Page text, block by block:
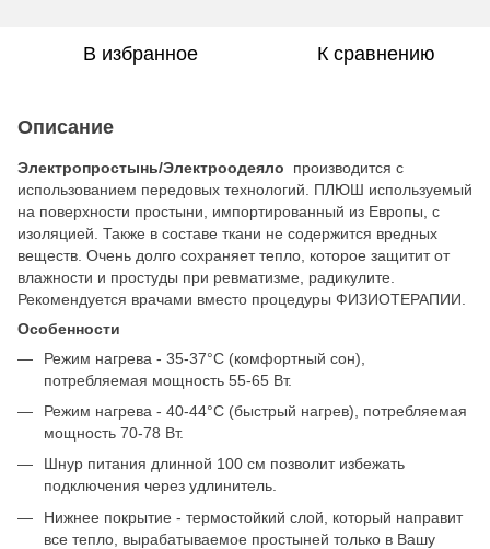
В избранное К сравнению
Описание
Электропростынь/Электроодеяло производится с
использованием передовых технологий. ПЛЮШ используемый
на поверхности простыни, импортированный из Европы, с
изоляцией. Также в составе ткани не содержится вредных
веществ. Очень долго сохраняет тепло, которое защитит от
влажности и простуды при ревматизме, радикулите.
Рекомендуется врачами вместо процедуры ФИЗИОТЕРАПИИ.
Особенности
Режим нагрева - 35-37°C (комфортный сон),
потребляемая мощность 55-65 Вт.
Режим нагрева - 40-44°C (быстрый нагрев), потребляемая
мощность 70-78 Вт.
Шнур питания длинной 100 см позволит избежать
подключения через удлинитель.
Нижнее покрытие - термостойкий слой, который направит
все тепло, вырабатываемое простыней только в Вашу